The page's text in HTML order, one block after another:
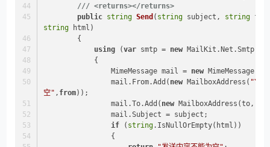
/// <returns></returns>
public string Send ( string subject, string
string html )
        {
using (var smtp = new
            {
                MimeMessage mail =
new MimeMessage();
                mail.From.Add(
new MailboxAddress(
空" , from));
                mail.To.Add(
new MailboxAddress(to,
                mail.Subject = subject;
if ( string.IsNullOrEmpty(html))
                {